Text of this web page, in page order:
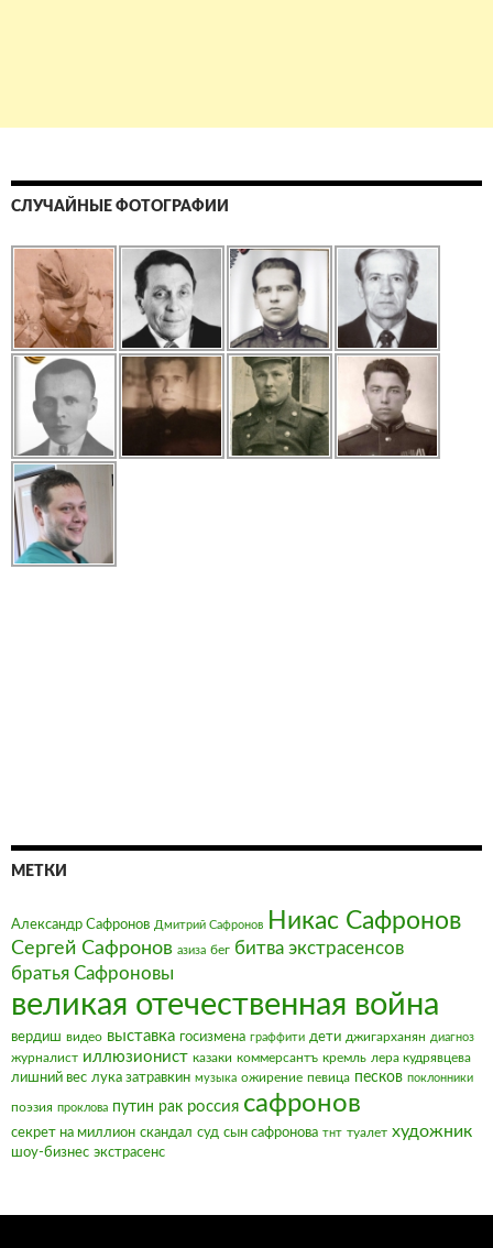
СЛУЧАЙНЫЕ ФОТОГРАФИИ
МЕТКИ
Александр Сафронов Дмитрий Сафронов Никас Сафронов
Сергей Сафронов азиза бег битва экстрасенсов
братья Сафроновы
великая отечественная война
вердиш видео выставка госизмена граффити дети джигарханян диагноз
журналист иллюзионист казаки коммерсантъ кремль лера кудрявцева
лишний вес лука затравкин музыка ожирение певица песков поклонники
поэзия проклова путин рак россия сафронов
секрет на миллион скандал суд сын сафронова тнт туалет художник
шоу-бизнес экстрасенс